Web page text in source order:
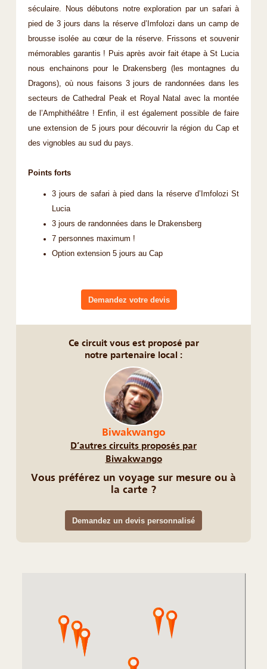
séculaire. Nous débutons notre exploration par un safari à
pied de 3 jours dans la réserve d’Imfolozi dans un camp de
brousse isolée au cœur de la réserve. Frissons et souvenir
mémorables garantis ! Puis après avoir fait étape à St Lucia
nous enchainons pour le Drakensberg (les montagnes du
Dragons), où nous faisons 3 jours de randonnées dans les
secteurs de Cathedral Peak et Royal Natal avec la montée
de l’Amphithéâtre ! Enfin, il est également possible de faire
une extension de 5 jours pour découvrir la région du Cap et
des vignobles au sud du pays.
Points forts
3 jours de safari à pied dans la réserve d’Imfolozi St
Lucia
3 jours de randonnées dans le Drakensberg
7 personnes maximum !
Option extension 5 jours au Cap
Demandez votre devis
Ce circuit vous est proposé par
notre partenaire local :
Biwakwango
D’autres circuits proposés par
Biwakwango
Vous préférez un voyage sur mesure ou à
la carte ?
Demandez un devis personnalisé